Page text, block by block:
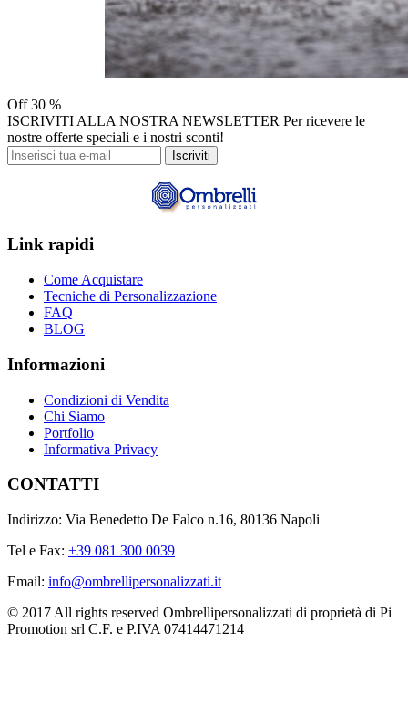
Off30 %
ISCRIVITI ALLA NOSTRA NEWSLETTER Per ricevere le
nostre offerte speciali e i nostri sconti!
Iscriviti
Link rapidi
Come Acquistare
Tecniche di Personalizzazione
FAQ
BLOG
Informazioni
Condizioni di Vendita
Chi Siamo
Portfolio
Informativa Privacy
CONTATTI
Indirizzo: Via Benedetto De Falco n.16, 80136 Napoli
Tel e Fax: +39 081 300 0039
Email: info@ombrellipersonalizzati.it
© 2017 All rights reserved Ombrellipersonalizzati di proprietà di Pi
Promotion srl C.F. e P.IVA 07414471214